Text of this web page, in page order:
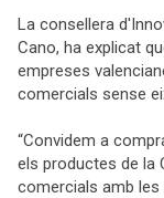
La consellera
Cano, ha explicat
empreses
comercials sense
“Convidem a
els productes de la
comercials amb